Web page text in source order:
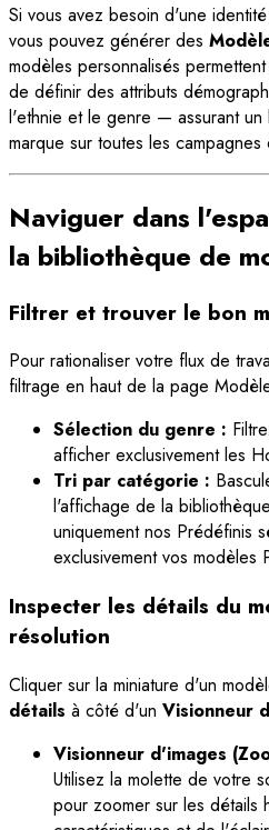
Si vous avez besoin d'une
vous pouvez générer des
modèles personnalisés
de définir des attributs
l'ethnie et le genre — assurant
marque sur toutes les
Naviguer dans
la bibliothèque de
Filtrer et trouver le bon
Pour rationaliser votre flux de
filtrage en haut de la page
Sélection du genre :
afficher exclusivement les
Tri par catégorie :
l'affichage de la
uniquement nos Prédéfinis
exclusivement vos modèles
Inspecter les détails du
résolution
Cliquer sur la miniature d'un
détails à côté d'un Visionneur
Visionneur d'images
Utilisez la molette de votre
pour zoomer sur les détails